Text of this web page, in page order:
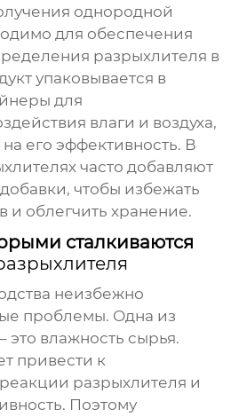
однородной
для обеспечения
разрыхлителя в
упаковывается в
для
влаги и воздуха,
его эффективность. В
часто добавляют
чтобы избежать
и облегчить хранение.
сталкиваются
неизбежно
проблемы. Одна из
это влажность сырья.
привести к
разрыхлителя и
Поэтому